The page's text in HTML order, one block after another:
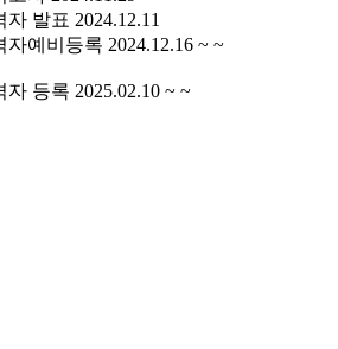
자 발표 2024.12.11
자예비등록 2024.12.16 ~ ~
자 등록 2025.02.10 ~ ~